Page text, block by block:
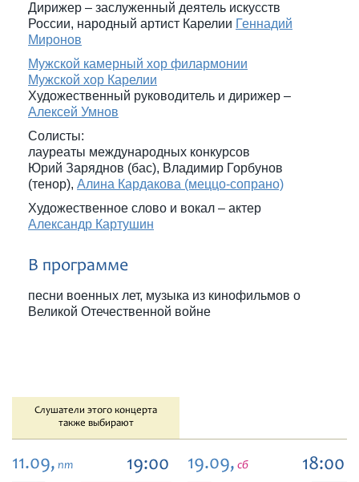
Дирижер – заслуженный деятель искусств
России, народный артист Карелии Геннадий
Миронов
Мужской камерный хор филармонии
Мужской хор Карелии
Художественный руководитель и дирижер –
Алексей Умнов
Солисты:
лауреаты международных конкурсов
Юрий Заряднов (бас), Владимир Горбунов
(тенор), Алина Кардакова (меццо-сопрано)
Художественное слово и вокал – актер
Александр Картушин
В программе
песни военных лет, музыка из кинофильмов о
Великой Отечественной войне
Слушатели этого концерта
также выбирают
11.09, пт 19:00 19.09, сб 18:00